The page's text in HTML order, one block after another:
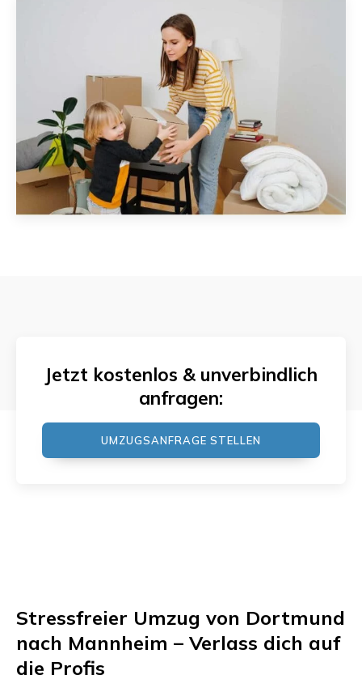
Jetzt kostenlos & unverbindlich
anfragen:
UMZUGSANFRAGE STELLEN
Stressfreier Umzug von Dortmund
nach Mannheim – Verlass dich auf
die Profis